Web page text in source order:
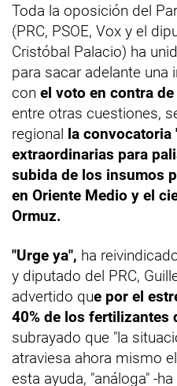
Toda la oposición del
(PRC, PSOE, Vox y el
Cristóbal Palacio) ha
para sacar adelante una
con el voto en contra
entre otras cuestiones,
regional la convocatoria
extraordinarias para
subida de los insumos
en Oriente Medio y el
Ormuz.
"Urge ya", ha
y diputado del PRC,
advertido que por el
40% de los fertilizantes
subrayado que "la
atraviesa ahora mismo
esta ayuda, "análoga" -